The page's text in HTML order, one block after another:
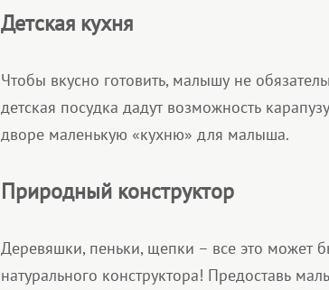
Детская кухня
Чтобы вкусно готовить, малышу не
детская посудка дадут возможность
дворе маленькую «кухню» для малыша.
Природный конструктор
Деревяшки, пеньки, щепки – все это может
натурального конструктора! Предоставь